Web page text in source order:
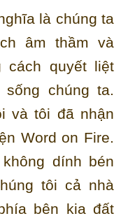
là chúng ta
âm thầm và
cách quyết liệt
chúng ta.
và tôi đã nhận
Word on Fire.
dính bén
tôi cả nhà
bên kia đất